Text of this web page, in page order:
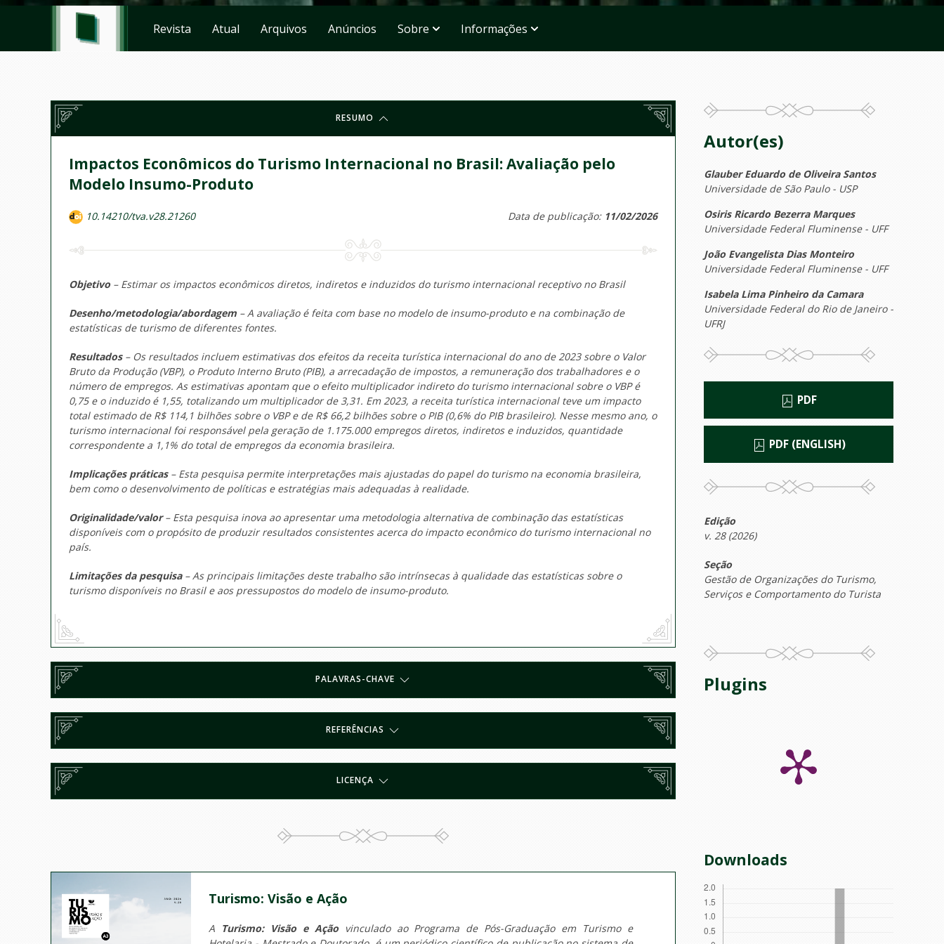
Revista Atual Arquivos Anúncios Sobre Informações
RESUMO
Impactos Econômicos do Turismo Internacional no Brasil: Avaliação pelo
Modelo Insumo-Produto
10.14210/tva.v28.21260 Data de publicação: 11/02/2026
Objetivo – Estimar os impactos econômicos diretos, indiretos e induzidos do turismo internacional receptivo no Brasil
Desenho/metodologia/abordagem – A avaliação é feita com base no modelo de insumo-produto e na combinação de
estatísticas de turismo de diferentes fontes.
Resultados– Os resultados incluem estimativas dos efeitos da receita turística internacional do ano de 2023 sobre o Valor
Bruto da Produção (VBP), o Produto Interno Bruto (PIB), a arrecadação de impostos, a remuneração dos trabalhadores e o
número de empregos. As estimativas apontam que o efeito multiplicador indireto do turismo internacional sobre o VBP é
0,75 e o induzido é 1,55, totalizando um multiplicador de 3,31. Em 2023, a receita turística internacional teve um impacto
total estimado de R$ 114,1 bilhões sobre o VBP e de R$ 66,2 bilhões sobre o PIB (0,6% do PIB brasileiro). Nesse mesmo ano, o
turismo internacional foi responsável pela geração de 1.175.000 empregos diretos, indiretos e induzidos, quantidade
correspondente a 1,1% do total de empregos da economia brasileira.
Implicações práticas– Esta pesquisa permite interpretações mais ajustadas do papel do turismo na economia brasileira,
bem como o desenvolvimento de políticas e estratégias mais adequadas à realidade.
Originalidade/valor– Esta pesquisa inova ao apresentar uma metodologia alternativa de combinação das estatísticas
disponíveis com o propósito de produzir resultados consistentes acerca do impacto econômico do turismo internacional no
país.
Limitações da pesquisa– As principais limitações deste trabalho são intrínsecas à qualidade das estatísticas sobre o
turismo disponíveis no Brasil e aos pressupostos do modelo de insumo-produto.
PALAVRAS-CHAVE
REFERÊNCIAS
LICENÇA
Turismo: Visão e Ação
A Turismo: Visão e Açãovinculado ao Programa de Pós-Graduação em Turismo e
Autor(es)
Glauber Eduardo de Oliveira Santos
Universidade de São Paulo - USP
Osiris Ricardo Bezerra Marques
Universidade Federal Fluminense - UFF
João Evangelista Dias Monteiro
Universidade Federal Fluminense - UFF
Isabela Lima Pinheiro da Camara
Universidade Federal do Rio de Janeiro -
UFRJ
PDF
PDF (ENGLISH)
Edição
v. 28 (2026)
Seção
Gestão de Organizações do Turismo,
Serviços e Comportamento do Turista
Plugins
Downloads